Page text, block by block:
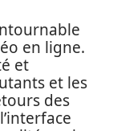
en ligne.
et
et les
des